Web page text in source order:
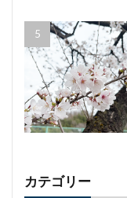
カテゴリー